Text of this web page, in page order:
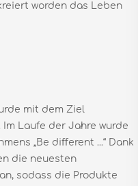
worden das Leben
mit dem Ziel
Laufe der Jahre wurde
„Be diﬀerent ...“ Dank
die neuesten
sodass die Produkte